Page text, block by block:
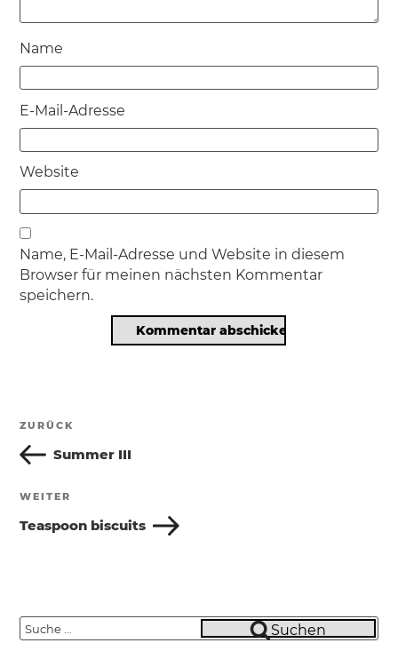
Name
E-Mail-Adresse
Website
Name, E-Mail-Adresse und Website in diesem
Browser für meinen nächsten Kommentar
speichern.
Beitragsnavigation
Vorheriger
Beitrag
ZURÜCK
Summer III
Nächster
Beitrag
WEITER
Teaspoon biscuits
Suche
Suchen